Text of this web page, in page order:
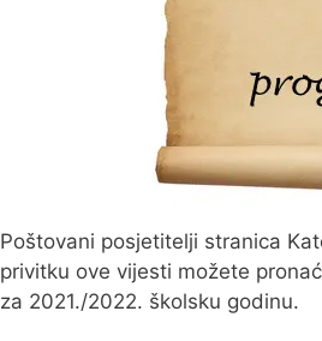
Poštovani posjetitelji stranica
privitku ove vijesti možete
za 2021./2022. školsku godinu.